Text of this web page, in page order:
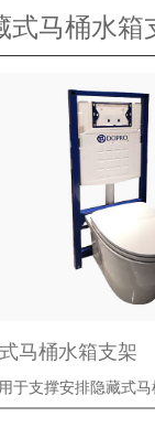
式马桶水箱
马桶水箱支架
适用于支撑安排隐藏式马桶